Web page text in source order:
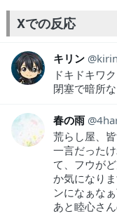
りになってそれぞれが戦
て恨みを持って… バト
Xでの反応
キリン
ドキドキワ
閉塞で暗所
春の雨
荒らし屋、
一言だった
て、フウが
か気になり
ンになぁな
あと睦心さ